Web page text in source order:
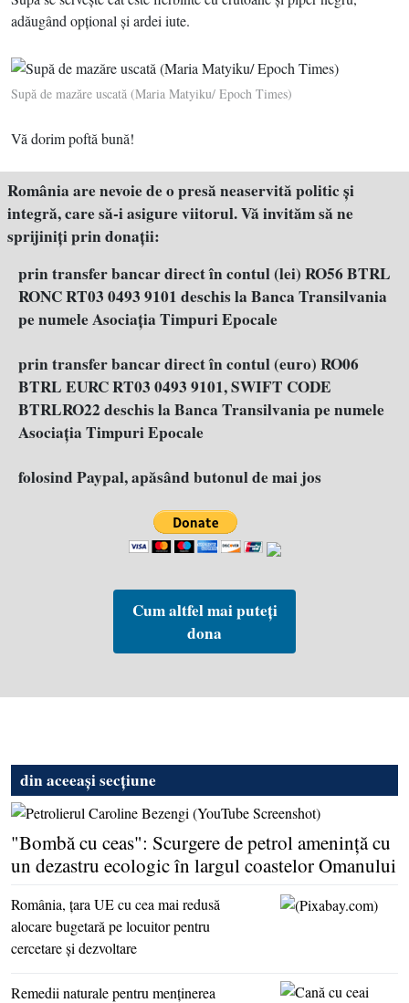
adăugând opţional şi ardei iute.
Supă de mazăre uscată (Maria Matyiku/ Epoch Times)
Vă dorim poftă bună!
România are nevoie de o presă neaservită politic şi
integră, care să-i asigure viitorul. Vă invităm să ne
sprijiniţi prin donaţii:
prin transfer bancar direct în contul (lei) RO56 BTRL
RONC RT03 0493 9101 deschis la Banca Transilvania
pe numele Asociația Timpuri Epocale
prin transfer bancar direct în contul (euro) RO06
BTRL EURC RT03 0493 9101, SWIFT CODE
BTRLRO22 deschis la Banca Transilvania pe numele
Asociația Timpuri Epocale
folosind Paypal, apăsând butonul de mai jos
Cum altfel mai puteți
dona
din aceeași secțiune
"Bombă cu ceas": Scurgere de petrol ameninţă cu
un dezastru ecologic în largul coastelor Omanului
România, ţara UE cu cea mai redusă
alocare bugetară pe locuitor pentru
cercetare şi dezvoltare
Remedii naturale pentru menţinerea